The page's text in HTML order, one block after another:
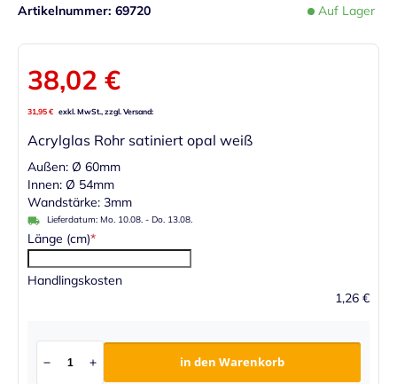
Auf Lager
Artikelnummer 69720
Länge (cm)
Handlingskosten
1,26 €
in den Warenkorb
38,02 €
31,95 €
Acrylglas Rohr satiniert opal weiß
Außen: Ø 60mm
Innen: Ø 54mm
Wandstärke: 3mm
Lieferdatum: Mo. 10.08. - Do. 13.08.